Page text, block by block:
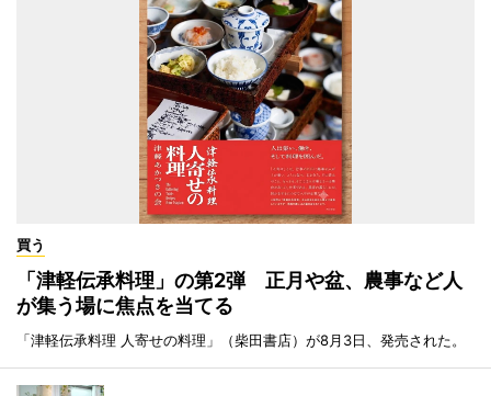
買う
「津軽伝承料理」の第2弾 正月や盆、農事など人
が集う場に焦点を当てる
「津軽伝承料理 人寄せの料理」（柴田書店）が8月3日、発売された。